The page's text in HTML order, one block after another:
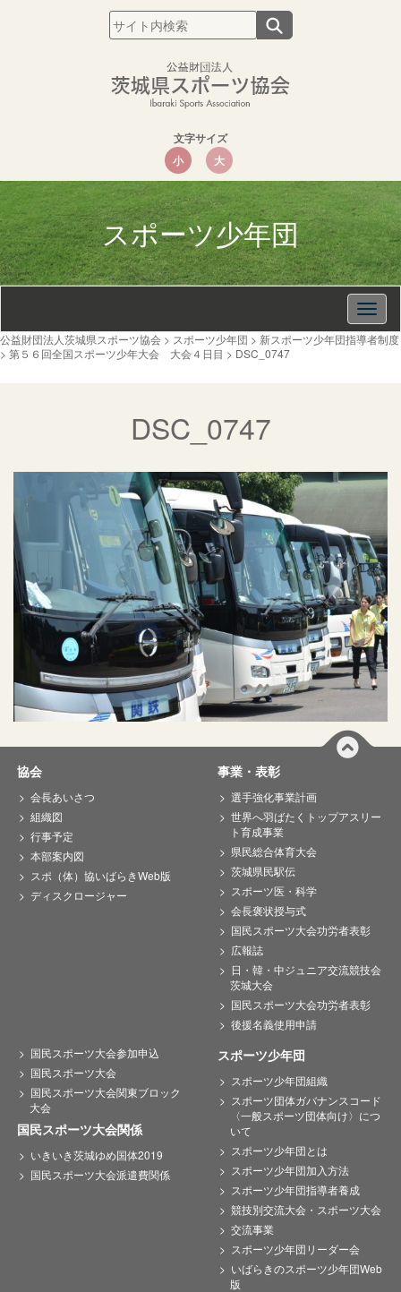
文字サイズ
小
大
スポーツ少年団
公益財団法人茨城県スポーツ協会 > スポーツ少年団 > 新スポーツ少年団指導者制度
> 第５６回全国スポーツ少年大会 大会４日目 > DSC_0747
DSC_0747
協会
会長あいさつ
組織図
行事予定
本部案内図
スポ（体）協いばらきWeb版
ディスクロージャー
事業・表彰
選手強化事業計画
世界へ羽ばたくトップアスリー
ト育成事業
県民総合体育大会
茨城県民駅伝
スポーツ医・科学
会長褒状授与式
国民スポーツ大会功労者表彰
広報誌
日・韓・中ジュニア交流競技会
茨城大会
国民スポーツ大会功労者表彰
後援名義使用申請
国民スポーツ大会参加申込
国民スポーツ大会
国民スポーツ大会関東ブロック
大会
国民スポーツ大会関係
いきいき茨城ゆめ国体2019
国民スポーツ大会派遣費関係
スポーツ少年団
スポーツ少年団組織
スポーツ団体ガバナンスコード
〈一般スポーツ団体向け〉につ
いて
スポーツ少年団とは
スポーツ少年団加入方法
スポーツ少年団指導者養成
競技別交流大会・スポーツ大会
交流事業
スポーツ少年団リーダー会
いばらきのスポーツ少年団Web
版